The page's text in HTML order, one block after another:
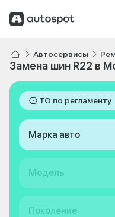
Автосервисы
Замена шин R22 в
ТО по регламенту
Марка авто
Модель
Поколение